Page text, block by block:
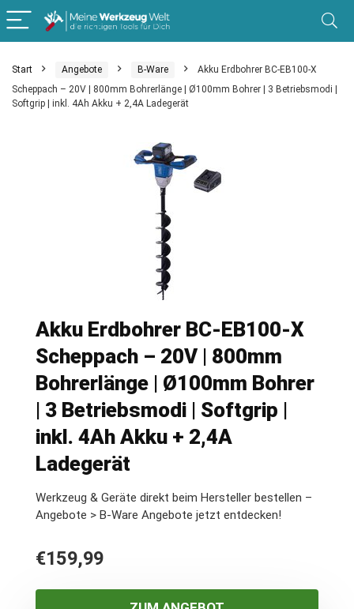
Start Angebote B-Ware
Akku Erdbohrer BC-EB100-X
Scheppach – 20V | 800mm Bohrerlänge | Ø100mm Bohrer | 3 Betriebsmodi |
Softgrip | inkl. 4Ah Akku + 2,4A Ladegerät
Akku Erdbohrer BC-EB100-X
Scheppach – 20V | 800mm
Bohrerlänge | Ø100mm Bohrer
| 3 Betriebsmodi | Softgrip |
inkl. 4Ah Akku + 2,4A
Ladegerät
Werkzeug & Geräte direkt beim Hersteller bestellen –
Angebote > B-Ware Angebote jetzt entdecken!
€159,99